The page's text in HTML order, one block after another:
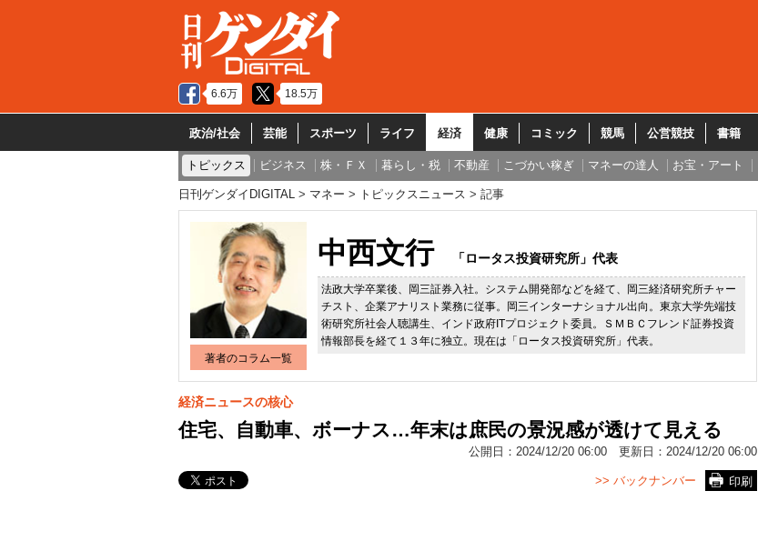
6.6万 18.5万
政治/社会 芸能 スポーツ ライフ 経済 健康 コミック 競馬 公営競技 書籍
トピックス ビジネス 株・ＦＸ 暮らし・税 不動産 こづかい稼ぎ マネーの達人 お宝・アート
日刊ゲンダイDIGITAL マネー トピックスニュース 記事
著者のコラム一覧
中西文行 「ロータス投資研究所」代表
法政大学卒業後、岡三証券入社。システム開発部などを経て、岡三経済研究所チャー
チスト、企業アナリスト業務に従事。岡三インターナショナル出向。東京大学先端技
術研究所社会人聴講生、インド政府ITプロジェクト委員。ＳＭＢＣフレンド証券投資
情報部長を経て１３年に独立。現在は「ロータス投資研究所」代表。
経済ニュースの核心
住宅、自動車、ボーナス…年末は庶民の景況感が透けて見える
公開日： 2024/12/20 06:00 更新日： 2024/12/20 06:00
印刷
>> バックナンバー